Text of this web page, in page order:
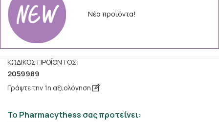
Νέα προϊόντα!
ΚΩΔΙΚΌΣ ΠΡΟΪΌΝΤΟΣ:
2059989
Γράψτε την 1η αξιολόγηση
Το Pharmacythess σας προτείνει: